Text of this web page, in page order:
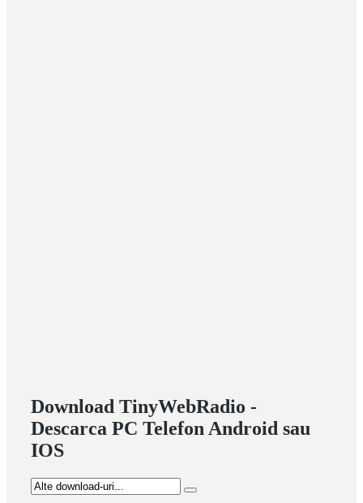
Download TinyWebRadio -
Descarca PC Telefon Android sau
IOS